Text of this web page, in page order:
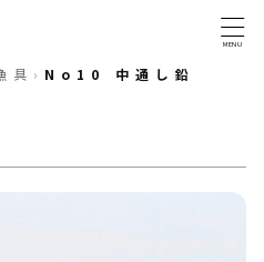
MENU
具 › No10 中通し鉛